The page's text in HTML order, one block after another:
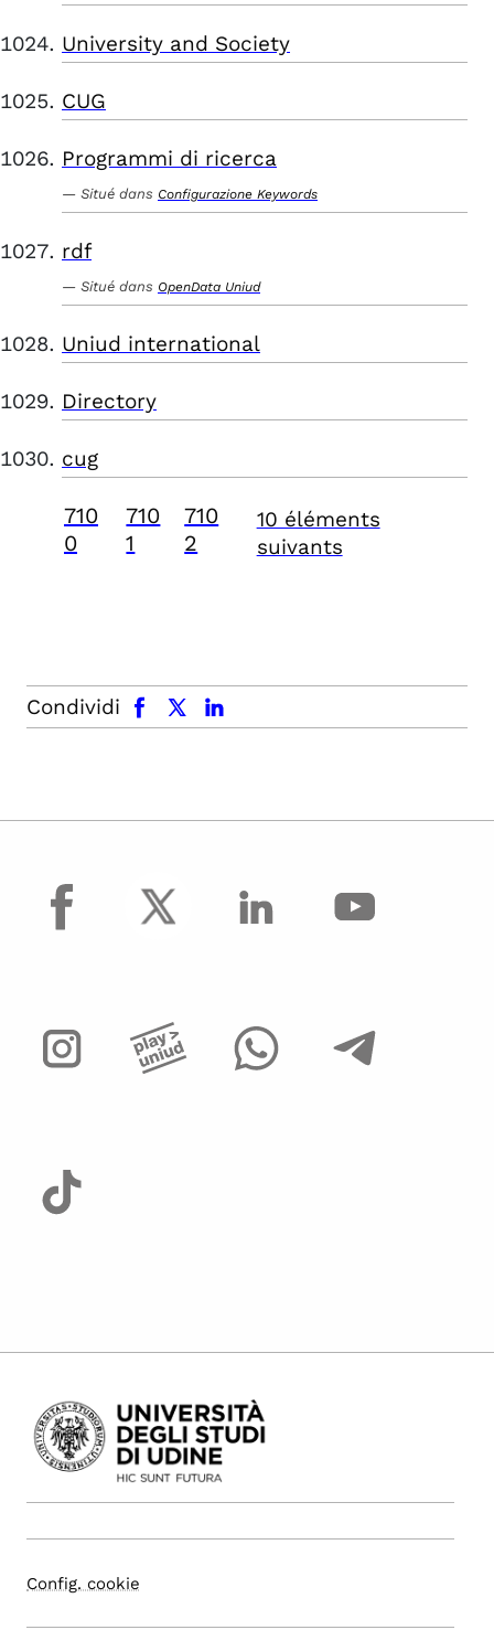
University and Society
CUG
Programmi di ricerca
Situé dans Configurazione Keywords
rdf
Situé dans OpenData Uniud
Uniud international
Directory
cug
710
0
710
1
710
2
10 éléments
suivants
Condividi
facebook x.com linkedin
facebook
Config. cookie